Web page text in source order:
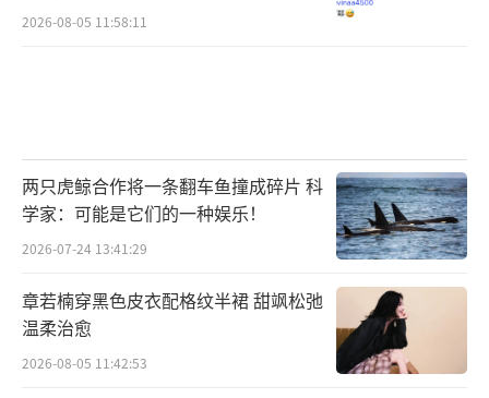
2026-08-05 11:58:11
两只虎鲸合作将一条翻车鱼撞成碎片 科
学家：可能是它们的一种娱乐！
2026-07-24 13:41:29
章若楠穿黑色皮衣配格纹半裙 甜飒松弛
温柔治愈
2026-08-05 11:42:53